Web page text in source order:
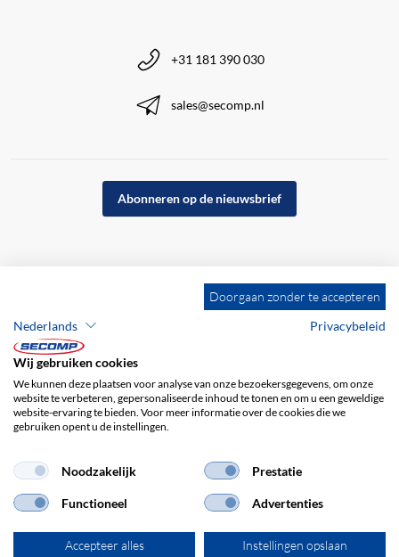
+31 181 390 030
sales@secomp.nl
Abonneren op de nieuwsbrief
Bedrijfsgegevens
Privacybeleid
Doorgaan zonder te accepteren
Nederlands
Privacybeleid
Wij gebruiken cookies
We kunnen deze plaatsen voor analyse van onze bezoekersgegevens, om onze
website te verbeteren, gepersonaliseerde inhoud te tonen en om u een geweldige
website-ervaring te bieden. Voor meer informatie over de cookies die we
gebruiken opent u de instellingen.
Noodzakelijk Prestatie
Functioneel Advertenties
Accepteer alles Instellingen opslaan